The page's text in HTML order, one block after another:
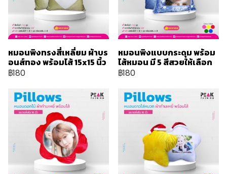
หมอนพิงทรงสี่เหลี่ยม ผ้าบร
อนส์ทอง พร้อมไส้ 15x15 นิ้ว
฿180
หมอนพิงแบบกระดุม พร้อม
ไส้หมอน มี 5 สีสวยให้เลือก
฿180